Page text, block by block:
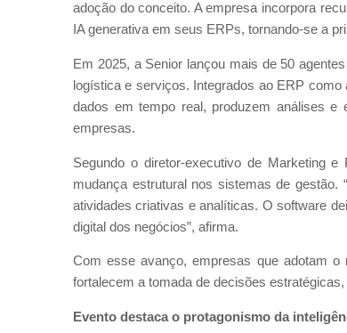
adoção do conceito. A empresa incorpora
IA generativa em seus ERPs, tornando-se a
Em 2025, a Senior lançou mais de 50
logística e serviços. Integrados ao ERP
dados em tempo real, produzem análises e
empresas.
Segundo o diretor-executivo de Marketing
mudança estrutural nos sistemas de gestão.
atividades criativas e analíticas. O software
digital dos negócios”, afirma.
Com esse avanço, empresas que adotam o
fortalecem a tomada de decisões
Evento destaca o protagonismo da